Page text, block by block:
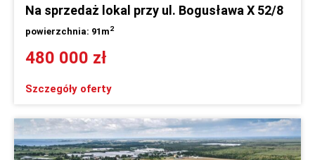
Na sprzedaż lokal przy ul. Bogusława X 52/8
powierzchnia: 91m2
480 000 zł
Szczegóły oferty